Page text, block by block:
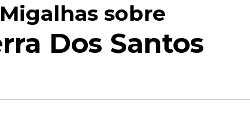
sobre
Dos Santos